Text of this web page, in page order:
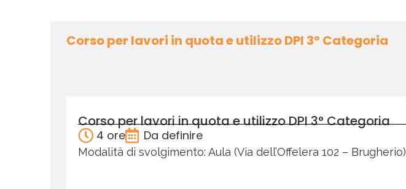
Corso per lavori in quota e utilizzo DPI 3° Categoria
Corso per lavori in quota e utilizzo DPI 3° Categoria
4 ore Da definire
Modalità di svolgimento: Aula (Via dell’Offelera 102 – Brugherio)